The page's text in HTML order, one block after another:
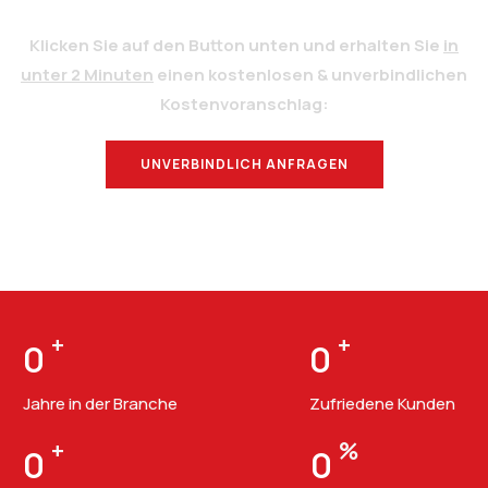
Klicken Sie auf den Button unten und erhalten Sie in
unter 2 Minuten einen kostenlosen & unverbindlichen
Kostenvoranschlag:
UNVERBINDLICH ANFRAGEN
0 +
Jahre in der Branche
0 +
Zufriedene Kunden
0 + 0 %